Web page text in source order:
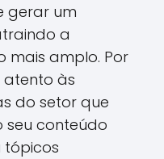
gerar um
a
mais amplo. Por
atento às
do setor que
seu conteúdo
tópicos